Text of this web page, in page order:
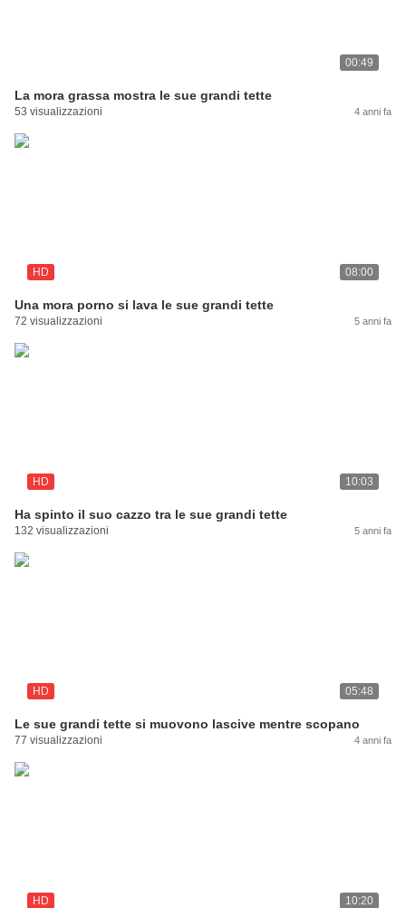
00:49
La mora grassa mostra le sue grandi tette
53 visualizzazioni 4 anni fa
HD 08:00
Una mora porno si lava le sue grandi tette
72 visualizzazioni 5 anni fa
HD 10:03
Ha spinto il suo cazzo tra le sue grandi tette
132 visualizzazioni 5 anni fa
HD 05:48
Le sue grandi tette si muovono lascive mentre scopano
77 visualizzazioni 4 anni fa
HD 10:20